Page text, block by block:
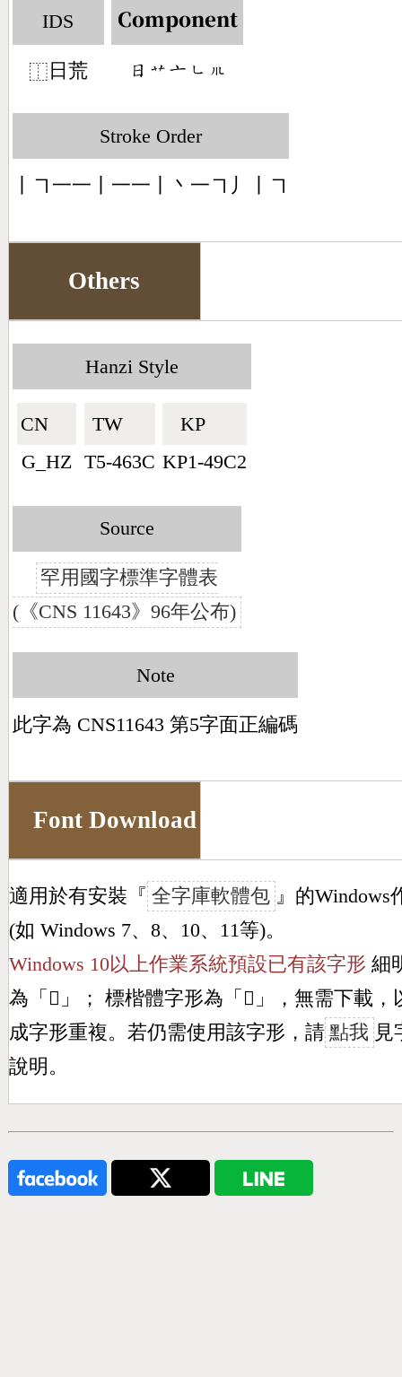
IDS
⿰ 日荒
Component
󶃐󶃋󶁂󶀎󶂫
Stroke Order
丨㇕一一丨一一丨丶一㇕丿丨㇕
Others
Hanzi Style
CN🇨🇳
G_HZ
TW🇹🇼
T5-463C
KP🇰🇵
KP1-49C2
Source
罕用國字標準字體表
(《CNS 11643》96年公布)
Note
此字為 CNS11643 第5字面正編碼
Font Download
適用於有安裝『 全字庫軟體包 』的Windows
(如 Windows 7、8、10、11等)。
Windows 10以上作業系統預設已有該字形 細
為「 𣉪 」； 標楷體字形為「 𣉪 」，無需下載，
成字形重複。若仍需使用該字形，請 點我 見
說明。